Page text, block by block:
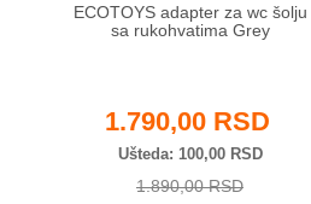
ECOTOYS adapter za wc šolju
sa rukohvatima Grey
1.790,00 RSD
Ušteda 100,00 RSD
1.890,00 RSD